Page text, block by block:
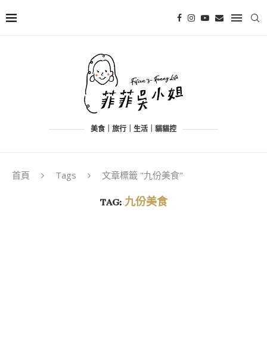
美食｜旅行｜生活｜貓貓控
首頁 Tags 文章標籤 "九份美食"
TAG:九份美食